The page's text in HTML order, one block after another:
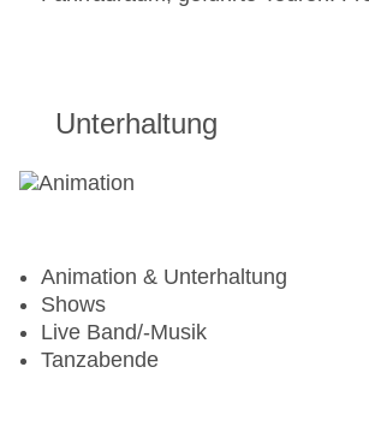
Unterhaltung
Animation & Unterhaltung
Shows
Live Band/-Musik
Tanzabende